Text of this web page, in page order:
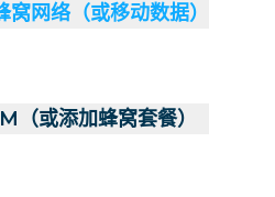
网络（或移动数据）
（或添加蜂窝套餐）